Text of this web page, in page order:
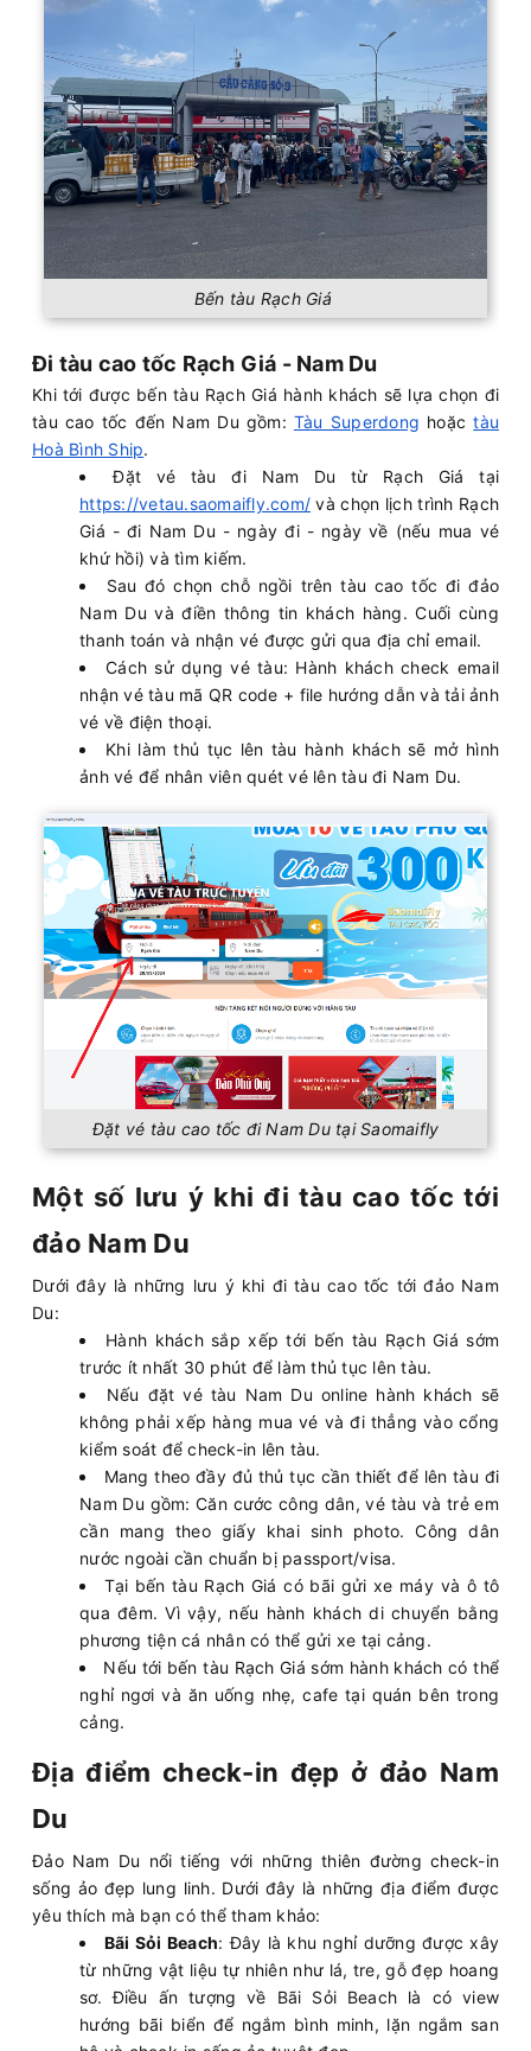
Bến tàu Rạch Giá
Đi tàu cao tốc Rạch Giá - Nam Du
Khi tới được bến tàu Rạch Giá hành khách sẽ lựa chọn đi
tàu cao tốc đến Nam Du gồm: Tàu Superdong hoặctàu
Hoà Bình Ship.
Đặt vé tàu đi Nam Du từ Rạch Giá tại
https://vetau.saomaifly.com/ và chọn lịch trình Rạch
Giá - đi Nam Du - ngày đi - ngày về (nếu mua vé
khứ hồi) và tìm kiếm.
Sau đó chọn chỗ ngồi trên tàu cao tốc đi đảo
Nam Du và điền thông tin khách hàng. Cuối cùng
thanh toán và nhận vé được gửi qua địa chỉ email.
Cách sử dụng vé tàu: Hành khách check email
nhận vé tàu mã QR code + file hướng dẫn và tải ảnh
vé về điện thoại.
Khi làm thủ tục lên tàu hành khách sẽ mở hình
ảnh vé để nhân viên quét vé lên tàu đi Nam Du.
Đặt vé tàu cao tốc đi Nam Du tại Saomaifly
Một số lưu ý khi đi tàu cao tốc tới
đảo Nam Du
Dưới đây là những lưu ý khi đi tàu cao tốc tới đảo Nam
Du:
Hành khách sắp xếp tới bến tàu Rạch Giá sớm
trước ít nhất 30 phút để làm thủ tục lên tàu.
Nếu đặt vé tàu Nam Du online hành khách sẽ
không phải xếp hàng mua vé và đi thẳng vào cổng
kiểm soát để check-in lên tàu.
Mang theo đầy đủ thủ tục cần thiết để lên tàu đi
Nam Du gồm: Căn cước công dân, vé tàu và trẻ em
cần mang theo giấy khai sinh photo. Công dân
nước ngoài cần chuẩn bị passport/visa.
Tại bến tàu Rạch Giá có bãi gửi xe máy và ô tô
qua đêm. Vì vậy, nếu hành khách di chuyển bằng
phương tiện cá nhân có thể gửi xe tại cảng.
Nếu tới bến tàu Rạch Giá sớm hành khách có thể
nghỉ ngơi và ăn uống nhẹ, cafe tại quán bên trong
cảng.
Địa điểm check-in đẹp ở đảo Nam
Du
Đảo Nam Du nổi tiếng với những thiên đường check-in
sống ảo đẹp lung linh. Dưới đây là những địa điểm được
yêu thích mà bạn có thể tham khảo:
Bãi Sỏi Beach: Đây là khu nghỉ dưỡng được xây
từ những vật liệu tự nhiên như lá, tre, gỗ đẹp hoang
sơ. Điều ấn tượng về Bãi Sỏi Beach là có view
hướng bãi biển để ngắm bình minh, lặn ngắm san